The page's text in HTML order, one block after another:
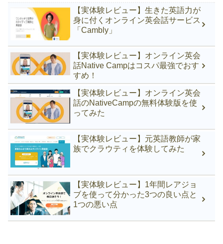
【実体験レビュー】生きた英語力が
身に付くオンライン英会話サービス
「Cambly」
【実体験レビュー】オンライン英会
話Native Campはコスパ最強でおす
すめ！
【実体験レビュー】オンライン英会
話のNativeCampの無料体験版を使
ってみた
【実体験レビュー】元英語教師が家
族でクラウティを体験してみた
【実体験レビュー】1年間レアジョ
ブを使って分かった3つの良い点と
1つの悪い点